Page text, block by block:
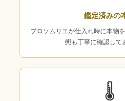
鑑定済みの
プロソムリエが仕入れ時に本物
態も丁寧に確認して
🌡